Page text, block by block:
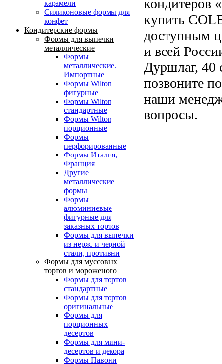
карамели
Силиконовые формы для
конфет
Кондитерские формы
Формы для выпечки
металлические
Формы
металлические.
Импортные
Формы Wilton
фигурные
Формы Wilton
стандартные
Формы Wilton
порционные
Формы
перфорированные
Формы Италия,
Франция
Другие
металлические
формы
Формы
алюминиевые
фигурные для
заказных тортов
Формы для выпечки
из нерж. и черной
стали, противни
Формы для муссовых
тортов и мороженого
Формы для тортов
стандартные
Формы для тортов
оригинальные
Формы для
порционных
десертов
Формы для мини-
десертов и декора
Формы Павони
кондитеров
купить
доступным
и всей
Дуршлаг, 40
позвоните
наши
вопросы.